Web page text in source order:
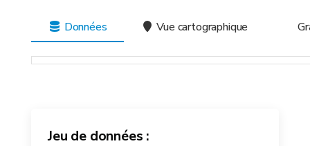
Données Vue cartographique
Jeu de données :